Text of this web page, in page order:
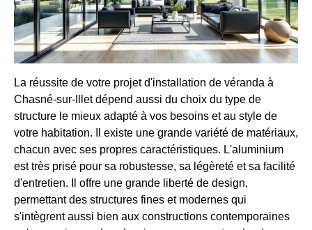
La réussite de votre projet d'installation de véranda à
Chasné-sur-Illet dépend aussi du choix du type de
structure le mieux adapté à vos besoins et au style de
votre habitation. Il existe une grande variété de matériaux,
chacun avec ses propres caractéristiques. L'aluminium
est très prisé pour sa robustesse, sa légèreté et sa facilité
d'entretien. Il offre une grande liberté de design,
permettant des structures fines et modernes qui
s'intègrent aussi bien aux constructions contemporaines